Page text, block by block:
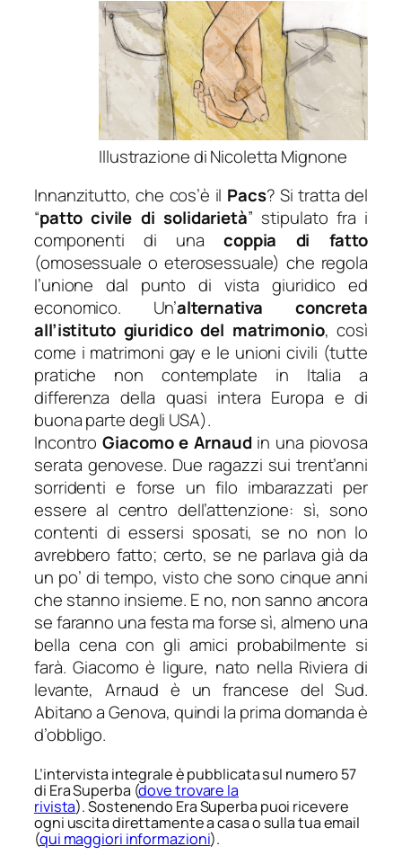
Illustrazione di Nicoletta Mignone
Innanzitutto, che cos’è il Pacs? Si tratta del
“patto civile di solidarietà” stipulato fra i
componenti di una coppia di fatto
(omosessuale o eterosessuale) che regola
l’unione dal punto di vista giuridico ed
economico. Un’alternativa concreta
all’istituto giuridico del matrimonio, così
come i matrimoni gay e le unioni civili (tutte
pratiche non contemplate in Italia a
differenza della quasi intera Europa e di
buona parte degli USA).
IncontroGiacomo e Arnaudin una piovosa
serata genovese. Due ragazzi sui trent’anni
sorridenti e forse un filo imbarazzati per
essere al centro dell’attenzione: sì, sono
contenti di essersi sposati, se no non lo
avrebbero fatto; certo, se ne parlava già da
un po’ di tempo, visto che sono cinque anni
che stanno insieme. E no, non sanno ancora
se faranno una festa ma forse sì, almeno una
bella cena con gli amici probabilmente si
farà. Giacomo è ligure, nato nella Riviera di
levante, Arnaud è un francese del Sud.
Abitano a Genova, quindi la prima domanda è
d’obbligo.
L’intervista integrale è pubblicata sul numero 57
di Era Superba (dove trovare la
rivista). Sostenendo Era Superba puoi ricevere
ogni uscita direttamente a casa o sulla tua email
(qui maggiori informazioni).